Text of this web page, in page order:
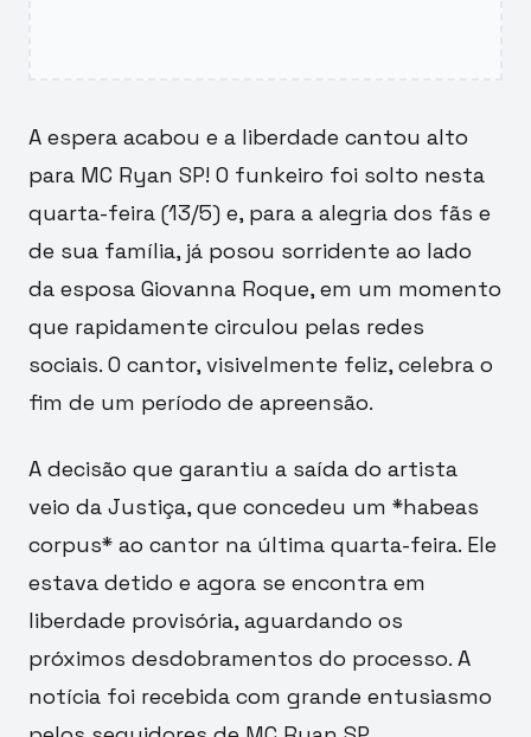
A espera acabou e a liberdade cantou alto
para MC Ryan SP! O funkeiro foi solto nesta
quarta-feira (13/5) e, para a alegria dos fãs e
de sua família, já posou sorridente ao lado
da esposa Giovanna Roque, em um momento
que rapidamente circulou pelas redes
sociais. O cantor, visivelmente feliz, celebra o
fim de um período de apreensão.
A decisão que garantiu a saída do artista
veio da Justiça, que concedeu um *habeas
corpus* ao cantor na última quarta-feira. Ele
estava detido e agora se encontra em
liberdade provisória, aguardando os
próximos desdobramentos do processo. A
notícia foi recebida com grande entusiasmo